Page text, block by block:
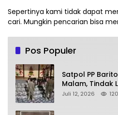
Sepertinya kami tidak dapat
cari. Mungkin pencarian bisa
Pos Populer
Satpol PP
Malam, Tindak
soal Balap Liar
Juli 12, 2026 120